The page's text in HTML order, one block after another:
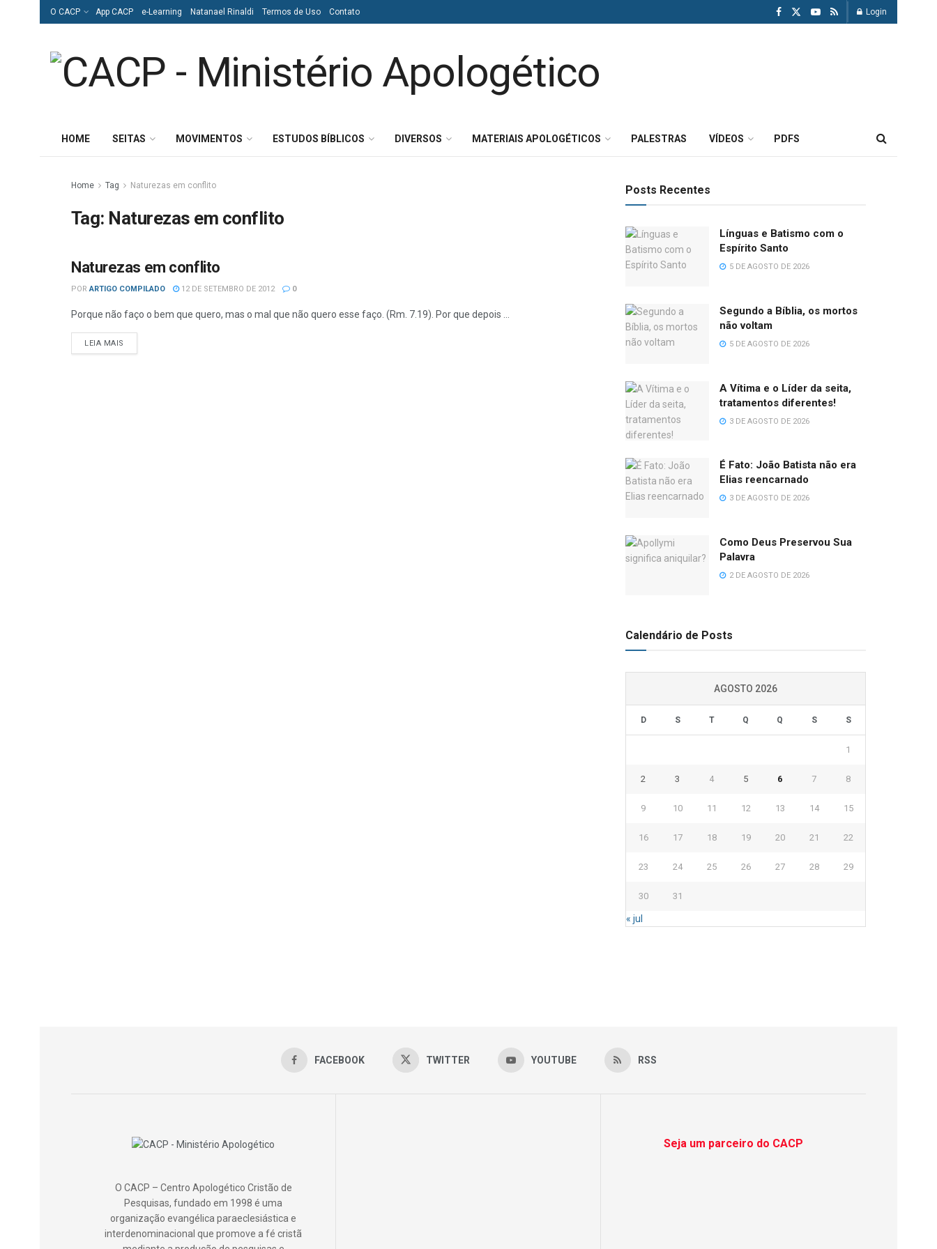
O CACP App CACP e-Learning Natanael Rinaldi Termos de Uso Contato Login
HOME SEITAS MOVIMENTOS ESTUDOS BÍBLICOS DIVERSOS MATERIAIS APOLOGÉTICOS PALESTRAS VÍDEOS PDFS
Home Tag Naturezas em conflito
Tag: Naturezas em conflito
DIVERSOS
Naturezas em conflito
POR ARTIGO COMPILADO 12 DE SETEMBRO DE 2012 0
Porque não faço o bem que quero, mas o mal que não quero esse faço. (Rm. 7.19). Por que depois ...
LEIA MAIS
Posts Recentes
Línguas e Batismo com o
Espírito Santo
5 DE AGOSTO DE 2026
Segundo a Bíblia, os mortos
não voltam
5 DE AGOSTO DE 2026
A Vítima e o Líder da seita,
tratamentos diferentes!
3 DE AGOSTO DE 2026
É Fato: João Batista não era
Elias reencarnado
3 DE AGOSTO DE 2026
Como Deus Preservou Sua
Palavra
2 DE AGOSTO DE 2026
Calendário de Posts
AGOSTO 2026
D S T Q Q S S
1
2 3 4 5 6 7 8
9 10 11 12 13 14 15
16 17 18 19 20 21 22
23 24 25 26 27 28 29
30 31
« jul
FACEBOOK TWITTER YOUTUBE RSS
O CACP – Centro Apologético Cristão de
Pesquisas, fundado em 1998 é uma
organização evangélica paraeclesiástica e
interdenominacional que promove a fé cristã
Seja um parceiro do CACP